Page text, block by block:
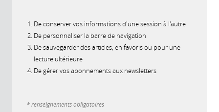
De conserver vos informations d'une session à l'autre
De personnaliser la barre de navigation
De sauvegarder des articles, en favoris ou pour une
lecture ultérieure
De gérer vos abonnements aux newsletters
* renseignements obligatoires